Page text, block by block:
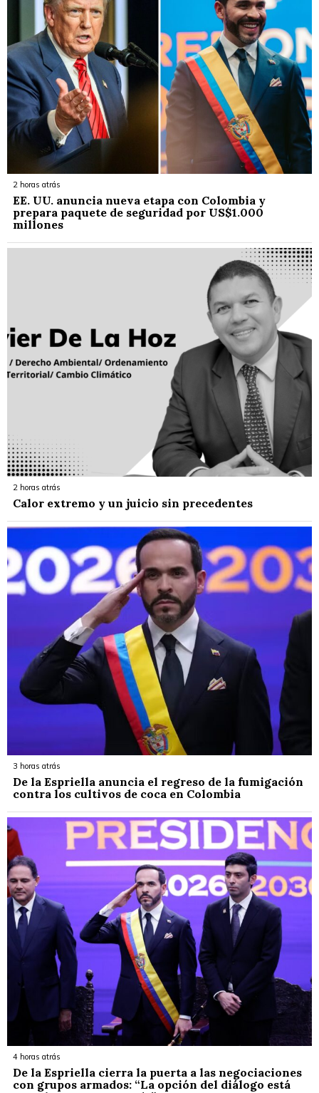
2 horas atrás
EE. UU. anuncia nueva etapa con Colombia y
prepara paquete de seguridad por US$1.000
millones
2 horas atrás
Calor extremo y un juicio sin precedentes
3 horas atrás
De la Espriella anuncia el regreso de la fumigación
contra los cultivos de coca en Colombia
4 horas atrás
De la Espriella cierra la puerta a las negociaciones
con grupos armados: “La opción del diálogo está